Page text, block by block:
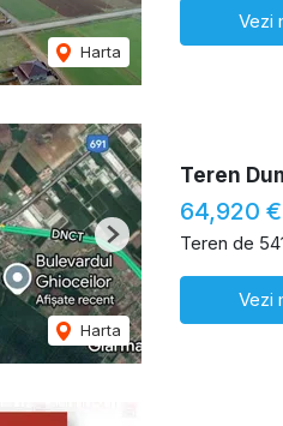
Harta
Vezi
Harta
Next
Teren
64,920 €
Teren de
Vezi